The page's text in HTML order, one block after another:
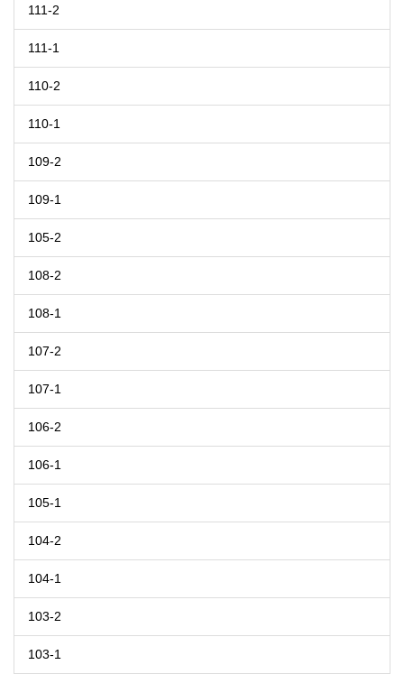
111-2
111-1
110-2
110-1
109-2
109-1
105-2
108-2
108-1
107-2
107-1
106-2
106-1
105-1
104-2
104-1
103-2
103-1